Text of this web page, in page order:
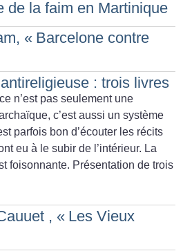
de la faim en Martinique
« Barcelone contre
: trois livres
n’est pas seulement une
c’est aussi un système
parfois bon d’écouter les récits
eu à le subir de l’intérieur. La
foisonnante. Présentation de trois
, « Les Vieux